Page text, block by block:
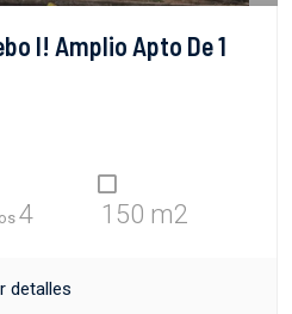
I! Amplio Apto De 1
4 150 m2
detalles